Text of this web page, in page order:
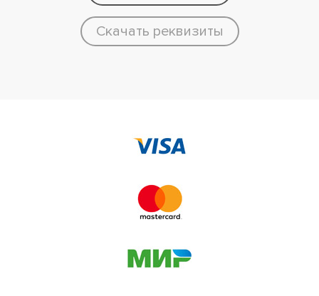
Скачать реквизиты